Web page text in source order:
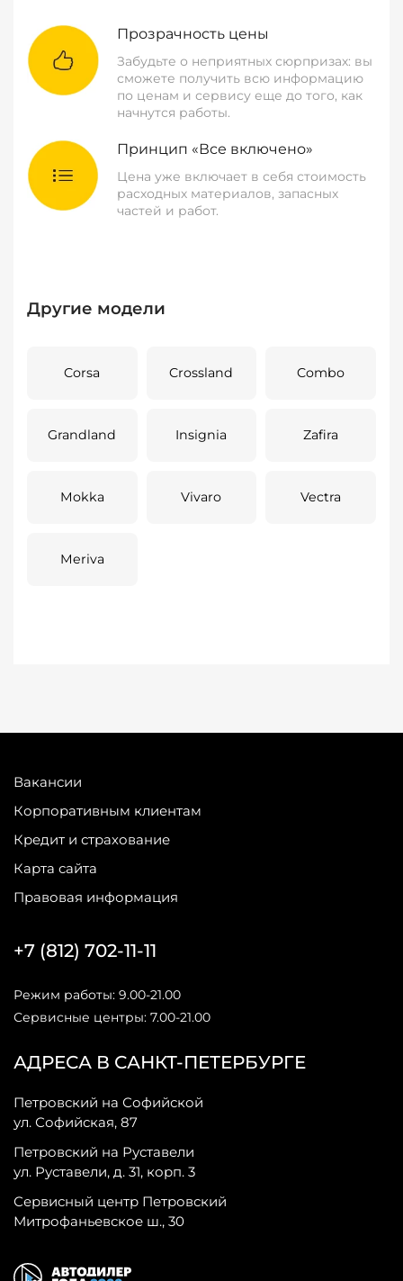
Прозрачность цены
Забудьте о неприятных сюрпризах: вы
сможете получить всю информацию
по ценам и сервису еще до того, как
начнутся работы.
Принцип «Все включено»
Цена уже включает в себя стоимость
расходных материалов, запасных
частей и работ.
Другие модели
Corsa Crossland Combo
Grandland Insignia Zafira
Mokka Vivaro Vectra
Meriva
Вакансии
Корпоративным клиентам
Кредит и страхование
Карта сайта
Правовая информация
АДРЕСА В САНКТ-ПЕТЕРБУРГЕ
Петровский на Софийской
ул. Софийская, 87
Петровский на Руставели
ул. Руставели, д. 31, корп. 3
Сервисный центр Петровский
Митрофаньевское ш., 30
+7 (812) 702-11-11
Режим работы: 9.00-21.00
Сервисные центры: 7.00-21.00